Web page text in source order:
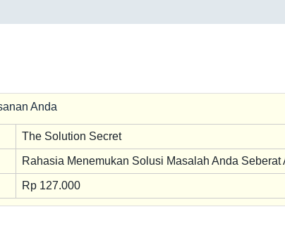
Anda
The Solution Secret
Rahasia Menemukan Solusi Masalah Anda Seberat
Rp 127.000